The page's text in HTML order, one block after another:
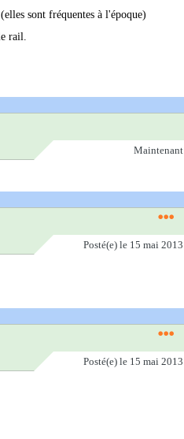
sont fréquentes à l'époque)
rail.
Maintenant
Posté(e) le 15 mai 2013
Posté(e) le 15 mai 2013